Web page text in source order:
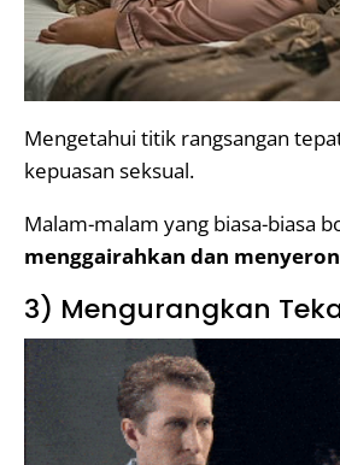
Mengetahui titik rangsangan
kepuasan seksual.
Malam-malam yang biasa-biasa
menggairahkan dan
3) Mengurangkan